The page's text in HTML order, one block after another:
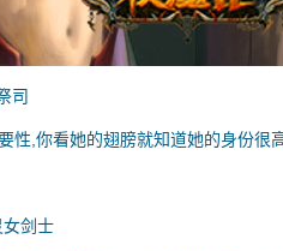
司
,你看她的翅膀就知道她的身份很
女剑士